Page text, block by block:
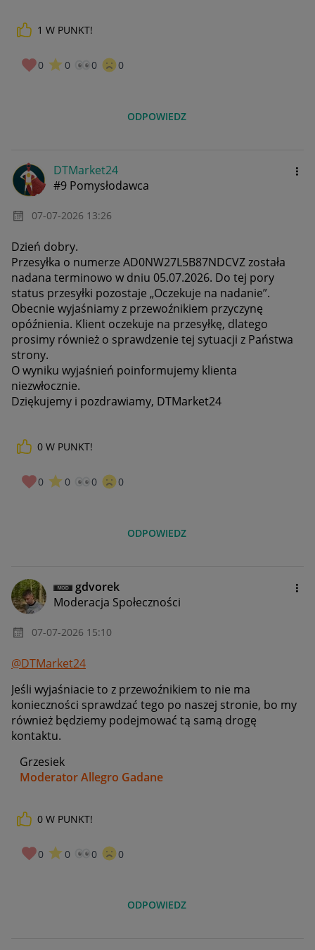
1 W PUNKT!
0 0 0 0
ODPOWIEDZ
DTMarket24
#9 Pomysłodawca
‎07-07-2026 13:26
Dzień dobry.
Przesyłka o numerze AD0NW27L5B87NDCVZ została
nadana terminowo w dniu 05.07.2026. Do tej pory
status przesyłki pozostaje „Oczekuje na nadanie”.
Obecnie wyjaśniamy z przewoźnikiem przyczynę
opóźnienia. Klient oczekuje na przesyłkę, dlatego
prosimy również o sprawdzenie tej sytuacji z Państwa
strony.
O wyniku wyjaśnień poinformujemy klienta
niezwłocznie.
Dziękujemy i pozdrawiamy, DTMarket24
0 W PUNKT!
0 0 0 0
ODPOWIEDZ
gdvorek
Moderacja Społeczności
‎07-07-2026 15:10
@DTMarket24
Jeśli wyjaśniacie to z przewoźnikiem to nie ma
konieczności sprawdzać tego po naszej stronie, bo my
również będziemy podejmować tą samą drogę
kontaktu.
Grzesiek
Moderator Allegro Gadane
0 W PUNKT!
0 0 0 0
ODPOWIEDZ